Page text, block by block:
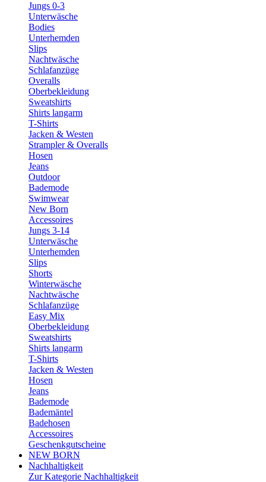
Jungs 0-3
Unterwäsche
Bodies
Unterhemden
Slips
Nachtwäsche
Schlafanzüge
Overalls
Oberbekleidung
Sweatshirts
Shirts langarm
T-Shirts
Jacken & Westen
Strampler & Overalls
Hosen
Jeans
Outdoor
Bademode
Swimwear
New Born
Accessoires
Jungs 3-14
Unterwäsche
Unterhemden
Slips
Shorts
Winterwäsche
Nachtwäsche
Schlafanzüge
Easy Mix
Oberbekleidung
Sweatshirts
Shirts langarm
T-Shirts
Jacken & Westen
Hosen
Jeans
Bademode
Bademäntel
Badehosen
Accessoires
Geschenkgutscheine
NEW BORN
Nachhaltigkeit
Zur Kategorie Nachhaltigkeit